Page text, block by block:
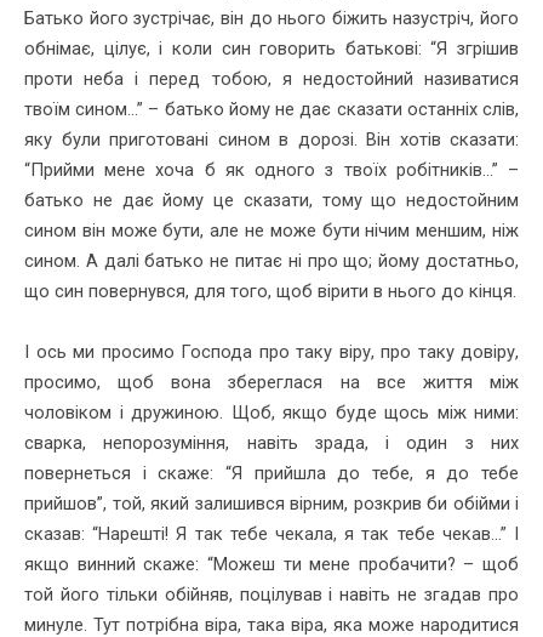
Батько його зустрічає, він до нього біжить назустріч, його
обнімає, цілує, і коли син говорить батькові: “Я згрішив
проти неба і перед тобою, я недостойний називатися
твоїм сином...” – батько йому не дає сказати останніх слів,
яку були приготовані сином в дорозі. Він хотів сказати:
“Прийми мене хоча б як одного з твоїх робітників...” –
батько не дає йому це сказати, тому що недостойним
сином він може бути, але не може бути нічим меншим, ніж
сином. А далі батько не питає ні про що; йому достатньо,
що син повернувся, для того, щоб вірити в нього до кінця.
І ось ми просимо Господа про таку віру, про таку довіру,
просимо, щоб вона збереглася на все життя між
чоловіком і дружиною. Щоб, якщо буде щось між ними:
сварка, непорозуміння, навіть зрада, і один з них
повернеться і скаже: “Я прийшла до тебе, я до тебе
прийшов”, той, який залишився вірним, розкрив би обійми і
сказав: “Нарешті! Я так тебе чекала, я так тебе чекав...” І
якщо винний скаже: “Можеш ти мене пробачити? – щоб
той його тільки обійняв, поцілував і навіть не згадав про
минуле. Тут потрібна віра, така віра, яка може народитися